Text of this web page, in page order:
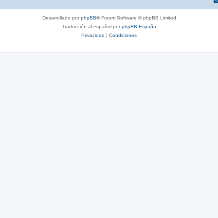
Desarrollado porphpBB® Forum Software © phpBB Limited
Traducción al español porphpBB España
Privacidad | Condiciones